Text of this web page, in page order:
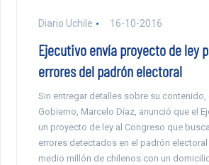
Diario Uchile 16-10-2016
Ejecutivo envía proyecto de ley
errores del padrón electoral
Sin entregar detalles sobre su contenido,
Gobierno, Marcelo Díaz, anunció que el
un proyecto de ley al Congreso que
errores detectados en el padrón electoral
medio millón de chilenos con un